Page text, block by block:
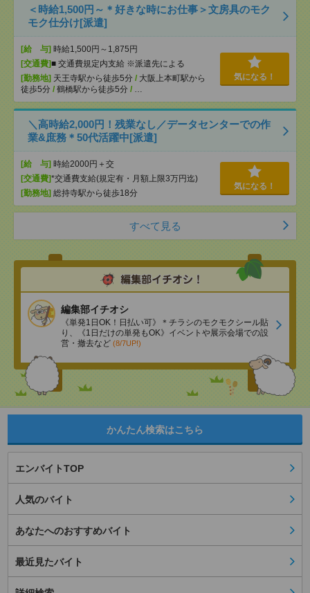
＜時給1,500円～＊好きな時にお仕事＞文房具のモク
モク仕分け[派遣]
[給 与] 時給1,500円～1,875円
[交通費]■ 交通費規定内支給 ※派遣先による
[勤務地] 天王寺駅から徒歩5分 / 大阪上本町駅から
徒歩5分 / 鶴橋駅から徒歩5分 / …
気になる！
＼高時給2,000円！残業なし／データセンターでの作
業&庶務＊50代活躍中[派遣]
[給 与] 時給2000円＋交
[交通費]*交通費支給(規定有・月額上限3万円迄)
[勤務地] 総持寺駅から徒歩18分
気になる！
すべて見る
編集部イチオシ
《単発1日OK！日払い可》＊チラシのモクモクシール貼
り、《1日だけの単発もOK》イベントや展示会場での設
営・撤去など (8/7UP!)
かんたん検索はこちら
エンバイトTOP
人気のバイト
あなたへのおすすめバイト
最近見たバイト